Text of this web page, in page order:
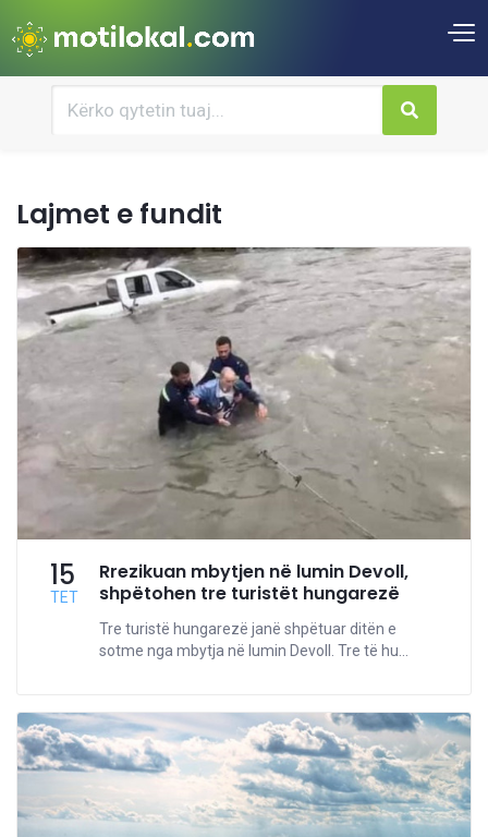
Lajmet e fundit
15
TET
Rrezikuan mbytjen në lumin Devoll,
shpëtohen tre turistët hungarezë
Tre turistë hungarezë janë shpëtuar ditën e
sotme nga mbytja në lumin Devoll. Tre të hu...